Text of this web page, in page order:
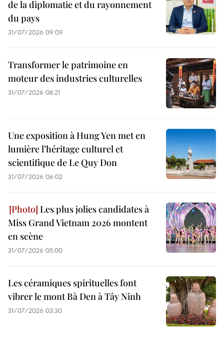
de la diplomatie et du rayonnement
du pays
31/07/2026 09:09
Transformer le patrimoine en
moteur des industries culturelles
31/07/2026 08:21
Une exposition à Hung Yen met en
lumière l’héritage culturel et
scientifique de Le Quy Don
31/07/2026 06:02
Les plus jolies candidates à
Miss Grand Vietnam 2026 montent
en scène
31/07/2026 05:00
Les céramiques spirituelles font
vibrer le mont Bà Den à Tây Ninh
31/07/2026 03:30